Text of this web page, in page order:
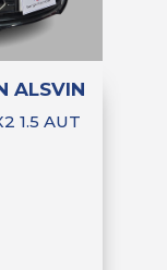
ALSVIN
1.5 AUT